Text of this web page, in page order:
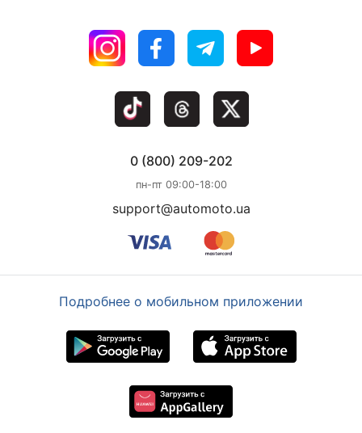
0 (800) 209-202
пн-пт 09:00-18:00
support@automoto.ua
Подробнее о мобильном приложении